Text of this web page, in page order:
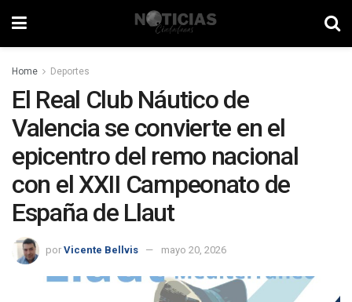
Home Deportes
El Real Club Náutico de
Valencia se convierte en el
epicentro del remo nacional
con el XXII Campeonato de
España de Llaut
por Vicente Bellvis mayo 20, 2026